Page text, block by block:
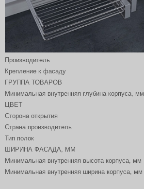
Артикул
Производитель
Крепление к фасаду
ГРУППА ТОВАРОВ
Минимальная внутренняя глубина корпуса, мм
ЦВЕТ
Сторона открытия
Страна производитель
Тип полок
ШИРИНА ФАСАДА, ММ
Минимальная внутренняя высота корпуса, мм
Минимальная внутренняя ширина корпуса, мм